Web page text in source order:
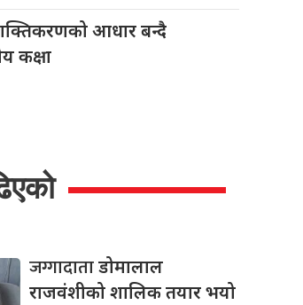
आधार बन्दै
कक्षा
जग्गादाताडोमालाल
राजवंशीको शालिक तयार भयो